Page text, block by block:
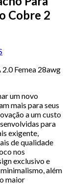
Cobre 2
Femea 28awg
um novo
mais para seus
a um custo
para
exigente,
de qualidade
nos
exclusivo e
além
maior